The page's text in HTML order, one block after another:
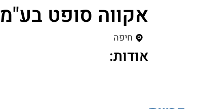
אקווה סופט בע"מ
חיפה
אודות: